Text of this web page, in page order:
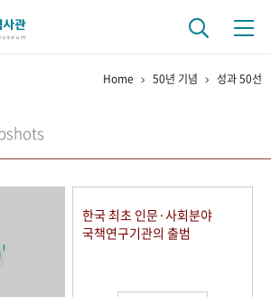
사
드로 보는 연구 역사
연구자들
Home 50년 기념 성과 50선
'
한국 최초 인문·사회분야
국책연구기관의 출범